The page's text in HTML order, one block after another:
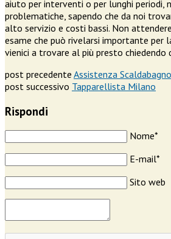
aiuto per interventi o per lunghi periodi,
problematiche, sapendo che da noi
alto servizio e costi bassi. Non
esame che può rivelarsi importante per
vienici a trovare al più presto
post precedente Assistenza
post successivo Tapparellista Milano
Rispondi
Nome*
E-mail*
Sito web